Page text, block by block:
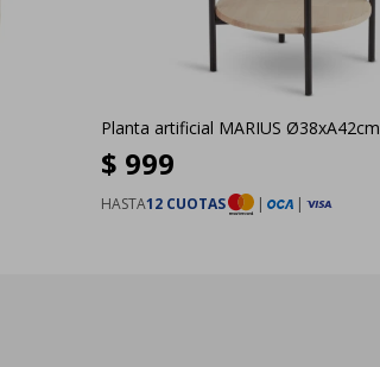
Planta artificial MARIUS Ø38xA42cm
$ 999
HASTA12 CUOTAS | |